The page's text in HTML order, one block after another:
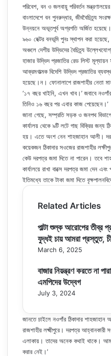
পরিবেশ, বন ও জলবায়ু পরিবর্তন
বাংলাদেশে বন পুনরুদ্ধার, জীববৈচিত্র্য
উন্নয়নে অভূতপূর্ব অগ্রগতি অর্জিত
৯৬০ হেক্টর বনভূমি পুনঃ স্থাপন করা
অঞ্চলে দেশীয় উদ্ভিদের বৈচিত্র্য
হাজার উদ্ভিদ প্রজাতির রেড লিস্ট
আক্রমণাত্মক বিদেশি উদ্ভিদ প্রজাতির
হয়েছে।ন। ফোনালাপে রাজশাহীর নেতা
‘১৭ বছর খাইনি, এখন খাব।’ জবাবে
তিনিও ১৬ বছর পর এবার কাজ পেয়েছেন।’
জানা গেছে, সম্প্রতি সড়ক ও জনপথ
কার্যালয় থেকে ৯টি লটে গাছ বিক্রির জন্য
হয়। এতে অংশ নেন শাহজাহান আলী।
কয়েকজন ঠিকাদার সওজের রাজশাহীর
কেউ দরপত্র জমা দিতে না পারেন। তবে
কার্যালয়ে রাখা বাক্সে দরপত্র জমা দেন
ইতিমধ্যে তাকে টাকা জমা দিতে
Related Articles
পাল্টা শুল্ক আরোপের তীব্র
যুদ্ধই চায় আমরা প্রস্তুত,
March 6, 2025
বাজার নিয়ন্ত্রণ করতে না
এমপিদের উদ্বেগ
July 3, 2024
জানতে চাইলে নওগাঁর ঠিকাদার শাহজাহান
রাজশাহীর লক্ষ্মীপুরে। দরপত্র
এলাকায়। তাদের অনেক কথাই থাকে।
করার নেই।’